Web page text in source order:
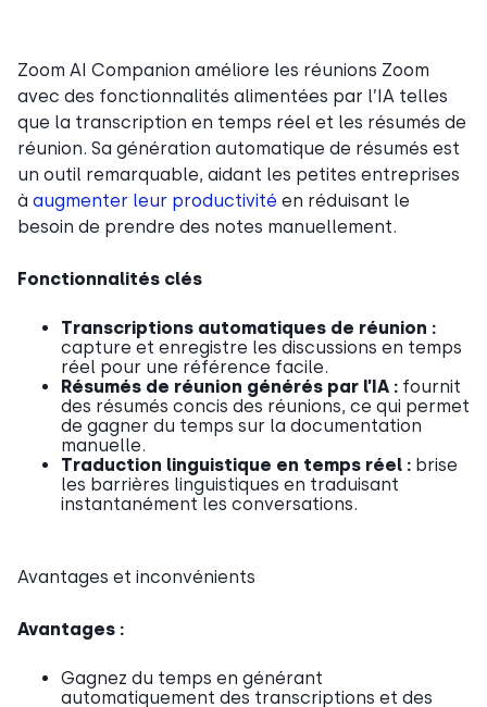
Zoom AI Companion améliore les réunions Zoom
avec des fonctionnalités alimentées par l’IA telles
que la transcription en temps réel et les résumés de
réunion. Sa génération automatique de résumés est
un outil remarquable, aidant les petites entreprises
à augmenter leur productivité en réduisant le
besoin de prendre des notes manuellement.
Fonctionnalités clés
Transcriptions automatiques de réunion :
capture et enregistre les discussions en temps
réel pour une référence facile.
Résumés de réunion générés par l’IA : fournit
des résumés concis des réunions, ce qui permet
de gagner du temps sur la documentation
manuelle.
Traduction linguistique en temps réel : brise
les barrières linguistiques en traduisant
instantanément les conversations.
Avantages et inconvénients
Avantages :
Gagnez du temps en générant
automatiquement des transcriptions et des